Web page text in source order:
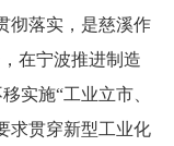
彻落实，是慈溪作
在宁波推进制造
实施“工业立市、
求贯穿新型工业化